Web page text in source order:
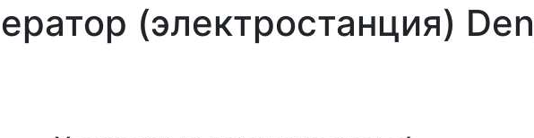
(электростанция)